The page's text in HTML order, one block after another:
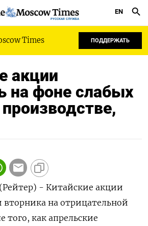
РУССКАЯ СЛУЖБА
EN
Times ПОДДЕРЖАТЬ
акции
на фоне слабых
- Китайские акции
вторника на отрицательной
того, как апрельские